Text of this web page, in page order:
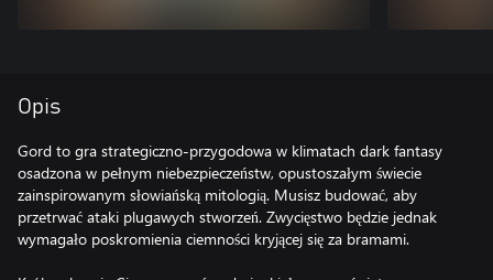
Opis
Gord to gra strategiczno-przygodowa w klimatach dark fantasy
osadzona w pełnym niebezpieczeństw, opustoszałym świecie
zainspirowanym słowiańską mitologią. Musisz budować, aby
przetrwać ataki plugawych stworzeń. Zwycięstwo będzie jednak
wymagało poskromienia ciemności kryjącej się za bramami.